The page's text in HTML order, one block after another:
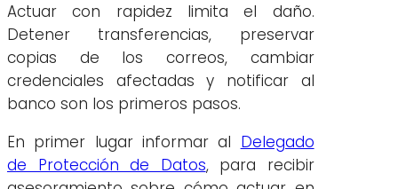
Actuar con rapidez limita el daño.
Detener transferencias, preservar
copias de los correos, cambiar
credenciales afectadas y notificar al
banco son los primeros pasos.
En primer lugar informar al Delegado
de Protección de Datos, para recibir